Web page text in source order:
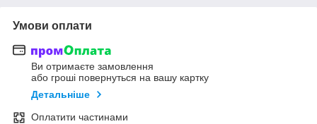
Умови оплати
Ви отримаєте замовлення
або гроші повернуться на вашу картку
Детальніше
Оплатити частинами